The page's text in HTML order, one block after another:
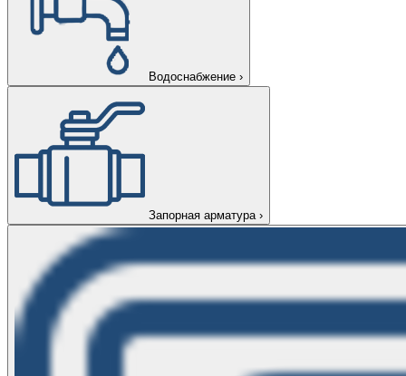
Водоснабжение ›
Запорная арматура ›